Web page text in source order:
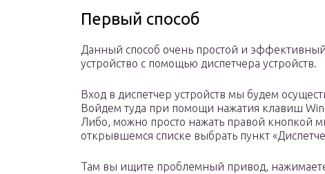
Первый способ
Данный способ очень простой и
устройство с помощью диспетчера устройств.
Вход в диспетчер устройств мы будем
Войдем туда при помощи нажатия клавиш
Либо, можно просто нажать правой кнопкой
открывшемся списке выбрать пункт
Там вы ищите проблемный привод,